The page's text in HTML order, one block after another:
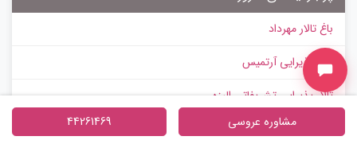
باغ تالار مهرداد
تالار پذیرایی آرتمیس
تالار پذیرایی تشریفاتی الیزه
باغ تالار عمارت صفا جو
مشاوره عروسی 44261469